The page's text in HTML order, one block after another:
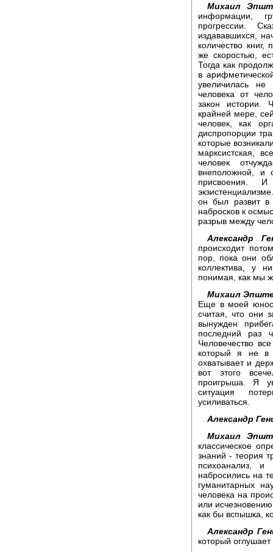
Михаил
информации,
прогрессии.
издававшихся,
количество
же скоростью,
Тогда как
в
увеличилась
человека от
закон истории.
крайней мере,
человек, как
диспропорции
которые
марксистская,
человек
внеположной, и
присвоения. И
он был развит в
набросков к
разрыв между
Александр
происходит
пор, пока они
коллектива, у
понимая, как мы
Михаил
Еще в моей
считая, что они
вынужден
последний раз
Человечество
который я не в
охватывает и
вот этого
проигрыша. Я
ситуация
усиливаться.
Александр
Михаил
классическое
знаний - теория
психоанализ, и
набросились на
гуманитарных
человека на
или
как бы вспышка,
Александр
который